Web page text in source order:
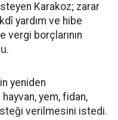
Karakoz; zarar
yardım ve hibe
vergi borçlarının
yeniden
yem, fidan,
verilmesini istedi.